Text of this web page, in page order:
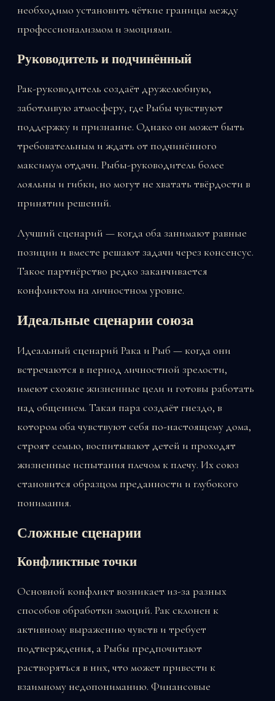
необходимо установить чёткие границы между
профессионализмом и эмоциями.
Руководитель и подчинённый
Рак-руководитель создаёт дружелюбную,
заботливую атмосферу, где Рыбы чувствуют
поддержку и признание. Однако он может быть
требовательным и ждать от подчинённого
максимум отдачи. Рыбы-руководитель более
лояльны и гибки, но могут не хватать твёрдости в
принятии решений.
Лучший сценарий — когда оба занимают равные
позиции и вместе решают задачи через консенсус.
Такое партнёрство редко заканчивается
конфликтом на личностном уровне.
Идеальные сценарии союза
Идеальный сценарий Рака и Рыб — когда они
встречаются в период личностной зрелости,
имеют схожие жизненные цели и готовы работать
над общением. Такая пара создаёт гнездо, в
котором оба чувствуют себя по-настоящему дома,
строят семью, воспитывают детей и проходят
жизненные испытания плечом к плечу. Их союз
становится образцом преданности и глубокого
понимания.
Сложные сценарии
Конфликтные точки
Основной конфликт возникает из-за разных
способов обработки эмоций. Рак склонен к
активному выражению чувств и требует
подтверждения, а Рыбы предпочитают
растворяться в них, что может привести к
взаимному недопониманию. Финансовые